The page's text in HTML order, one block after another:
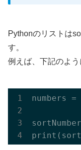
Pythonのリストは
す。
例えば、下記のよう
numbers =